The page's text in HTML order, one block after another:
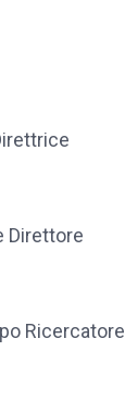
Direttore
Ricercatore